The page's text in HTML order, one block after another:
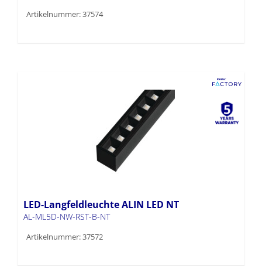
Artikelnummer: 37574
LED-Langfeldleuchte ALIN LED NT
AL-ML5D-NW-RST-B-NT
Artikelnummer: 37572